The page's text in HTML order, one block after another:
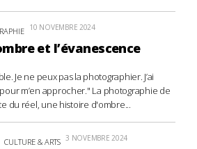
10 NOVEMBRE 2024
et l’évanescence
Je ne peux pas la photographier. J’ai
m’en approcher." La photographie de
du réel, une histoire d'ombre...
CULTURE & ARTS 3 NOVEMBRE 2024